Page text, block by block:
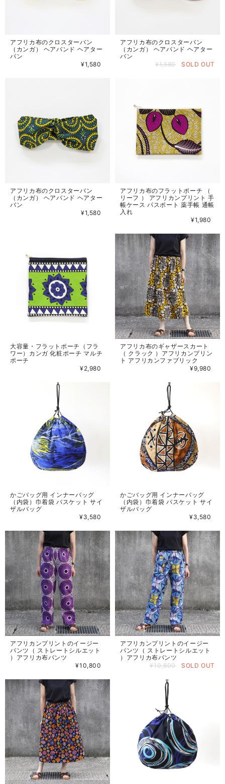
アフリカ布のクロスターバン
（カンガ） ヘアバンド ヘアター
バン
¥1,580
アフリカ布のクロスターバン
（カンガ） ヘアバンド ヘアター
バン
¥1,580
SOLD OUT
アフリカ布のクロスターバン
（カンガ） ヘアバンド ヘアター
バン
¥1,580
アフリカ布のフラットポーチ （
リーフ ） アフリカンプリント 手
帳ケース パスポート 薬手帳 通帳
入れ
¥1,980
大容量・フラットポーチ（フラ
ワー）カンガ 化粧ポーチ マルチ
ポーチ
¥2,980
アフリカ布のギャザースカート
（ クラック ）アフリカンプリン
ト アフリカンファブリック
¥9,980
かごバッグ用 インナーバッグ
（内袋）巾着袋 バスケット サイ
ザルバッグ
¥3,580
かごバッグ用 インナーバッグ
（内袋）巾着袋 バスケット サイ
ザルバッグ
¥3,580
アフリカンプリントのイージー
パンツ（ ストレートシルエット
）アフリカ布パンツ
¥10,800
アフリカンプリントのイージー
パンツ（ ストレートシルエット
）アフリカ布パンツ
¥10,800
SOLD OUT